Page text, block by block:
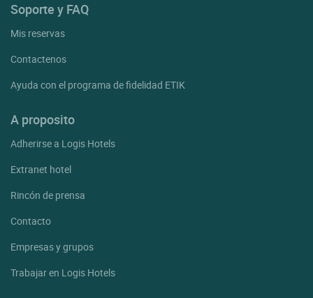
Soporte y FAQ
Mis reservas
Contactenos
Ayuda con el programa de fidelidad ETIK
A proposito
Adherirse a Logis Hotels
Extranet hotel
Rincón de prensa
Contacto
Empresas y grupos
Trabajar en Logis Hotels